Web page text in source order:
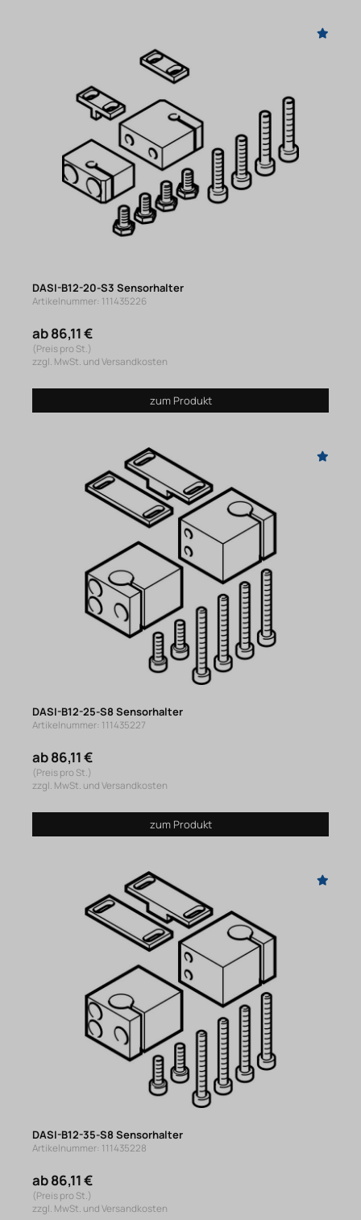
DASI-B12-20-S3 Sensorhalter
Artikelnummer: 111435226
ab 86,11 €
(Preis pro St.)
zzgl. MwSt. und Versandkosten
zum Produkt
DASI-B12-25-S8 Sensorhalter
Artikelnummer: 111435227
ab 86,11 €
(Preis pro St.)
zzgl. MwSt. und Versandkosten
zum Produkt
DASI-B12-35-S8 Sensorhalter
Artikelnummer: 111435228
ab 86,11 €
(Preis pro St.)
zzgl. MwSt. und Versandkosten